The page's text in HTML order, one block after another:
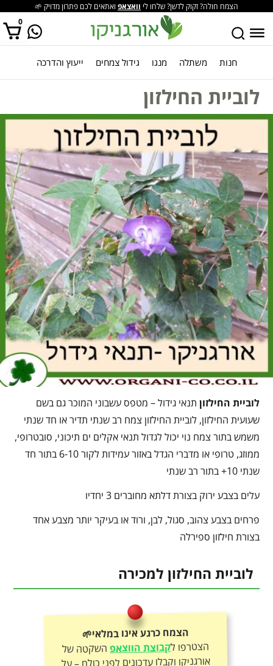
הצמח חולה? זקוק לדשן? שלחו לי וואצאפ ואתאים לכם פתרון מדויק 🌱
0
אין מוצרים בסל הקניות. חנות משתלה מנגו גידול צמחים ייעוץ והדרכה
לוביית החילזון
לוביית החילזון תנאי גידול – מטפס עשבוני המוכר גם בשם
שעועית החילזון, לוביית החילזון צמח רב שנתי תדיר או חד שנתי
משמש בתור צמח נוי יכול לגדול תנאי אקלים ים תיכוני, סובטרופי,
ממוזג, טרופי או מדברי הגדל באזור עמידות לקור 6-10 בתור חד
שנתי 10+ בתור רב שנתי
עלים בצבע ירוק בצורת דלתא מחוברים 3 יחדיו
פרחים בצבע צהוב, סגול, לבן, ורוד או בעיקר יותר מצבע אחד
בצורת חילזון ספירלה
לוביית החילזון למכירה
הצמח כרגע אינו במלאי🌱
הצטרפו לקבוצת הווצאפהשקטה של
אורגניקו וקבלו עדכונים לפני כולם – על